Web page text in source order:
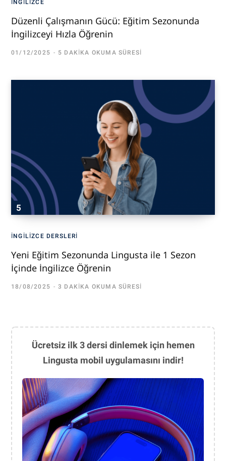
İNGILIZCE
Düzenli Çalışmanın Gücü: Eğitim Sezonunda
İngilizceyi Hızla Öğrenin
01/12/2025 5 DAKIKA OKUMA SÜRESI
İNGILIZCE DERSLERI
Yeni Eğitim Sezonunda Lingusta ile 1 Sezon
İçinde İngilizce Öğrenin
18/08/2025 3 DAKIKA OKUMA SÜRESI
Ücretsiz ilk 3 dersi dinlemek için hemen
Lingusta mobil uygulamasını indir!